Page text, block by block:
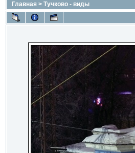
Главная > Тучково - виды